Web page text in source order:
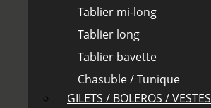
Tablier mi-long
Tablier long
Tablier bavette
Chasuble / Tunique
GILETS / BOLEROS / VESTES